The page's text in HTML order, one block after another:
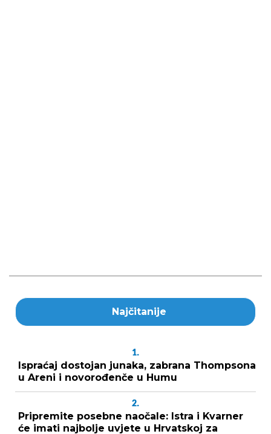
Najčitanije
1.
Ispraćaj dostojan junaka, zabrana Thompsona
u Areni i novorođenče u Humu
2.
Pripremite posebne naočale: Istra i Kvarner
će imati najbolje uvjete u Hrvatskoj za